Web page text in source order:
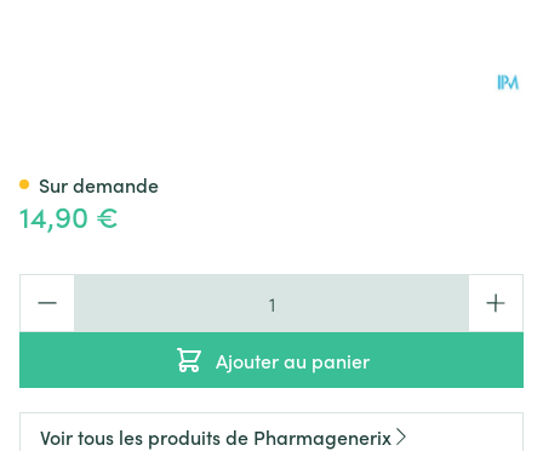
14,90 €
Ajouter au panier
Sur demande
Voir tous les produits de Pharmagenerix